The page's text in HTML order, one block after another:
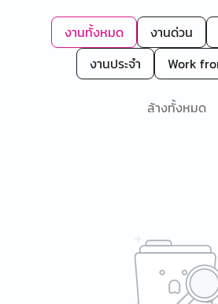
งานทั้งหมด งานด่วน
งานประจำ
Work
ล้างทั้งหมด